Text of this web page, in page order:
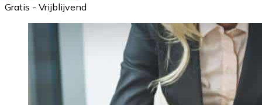
Gratis - Vrijblijvend